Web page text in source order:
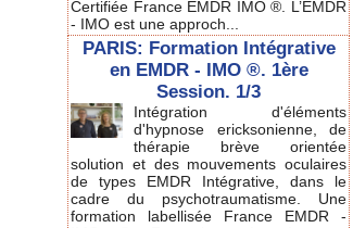
Certifiée France EMDR IMO ®. L’EMDR
- IMO est une approch...
PARIS: Formation Intégrative
en EMDR - IMO ®. 1ère
Session. 1/3
Intégration d'éléments
d'hypnose ericksonienne, de
thérapie brève orientée
solution et des mouvements oculaires
de types EMDR Intégrative, dans le
cadre du psychotraumatisme. Une
formation labellisée France EMDR -